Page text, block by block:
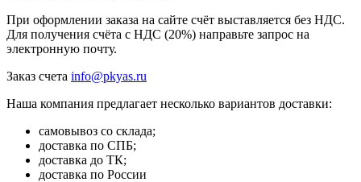
При оформлении заказа на сайте счёт выставляется без НДС.
Для получения счёта с НДС (20%) направьте запрос на
электронную почту.
Заказ счета info@pkyas.ru
Наша компания предлагает несколько вариантов доставки:
самовывоз со склада;
доставка по СПБ;
доставка до ТК;
доставка по России